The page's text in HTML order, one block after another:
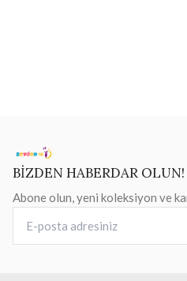
BİZDEN HABERDAR OLUN!
Abone olun, yeni koleksiyon ve